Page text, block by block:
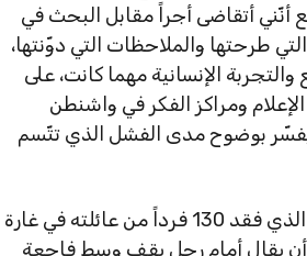
أتقاضى أجراً مقابل البحث في
طرحتها والملاحظات التي دوّنتها،
الإنسانية مهما كانت، على
ومراكز الفكر في واشنطن
بوضوح مدى الفشل الذي تتّسم
شعرت بالعجز حين تعرّفت إلى حسن أبو ناصر وصافحته، الذي فقد 130 فرداً من عائلته في غارة
أن يقال أمام رجل يقف وسط فاجعة